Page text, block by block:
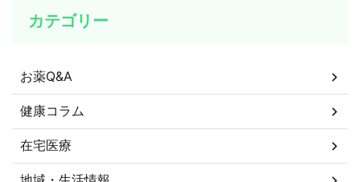
カテゴリー
お薬Q&A
健康コラム
在宅医療